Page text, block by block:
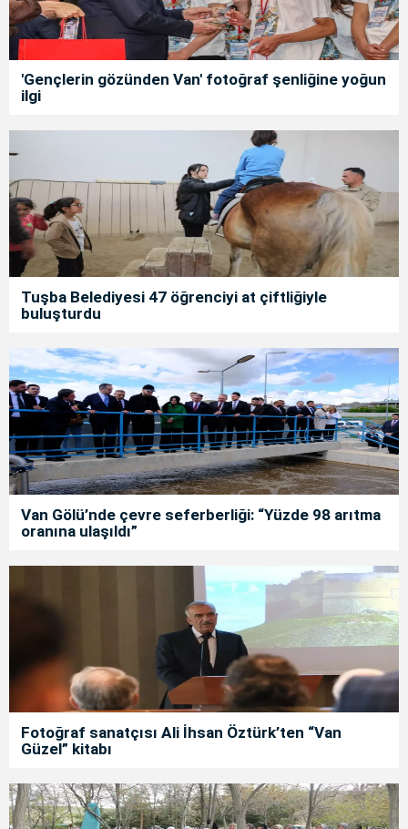
'Gençlerin gözünden Van' fotoğraf şenliğine yoğun
ilgi
Tuşba Belediyesi 47 öğrenciyi at çiftliğiyle
buluşturdu
Van Gölü’nde çevre seferberliği: “Yüzde 98 arıtma
oranına ulaşıldı”
Fotoğraf sanatçısı Ali İhsan Öztürk’ten “Van
Güzel” kitabı